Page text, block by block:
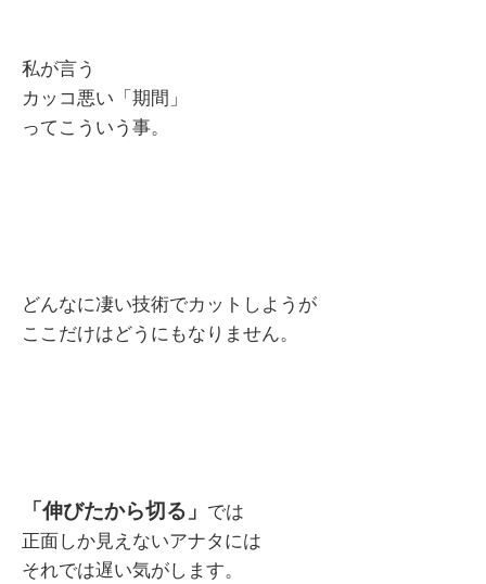
私が言う
カッコ悪い「期間」
ってこういう事。
どんなに凄い技術でカットしようが
ここだけはどうにもなりません。
「伸びたから切る」 では
正面しか見えないアナタには
それでは遅い気がします。